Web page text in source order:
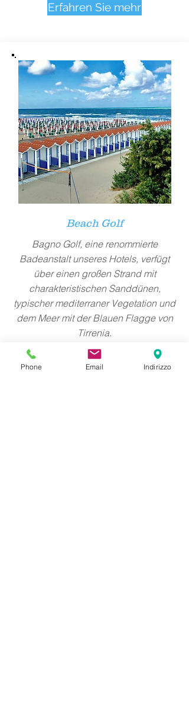
Erfahren Sie mehr
Beach Golf
Bagno Golf, eine renommierte
Badeanstalt unseres Hotels, verfügt
über einen großen Strand mit
charakteristischen Sanddünen,
typischer mediterraner Vegetation und
dem Meer mit der Blauen Flagge von
Tirrenia.
Geh zum Strand
Phone Email Indirizzo